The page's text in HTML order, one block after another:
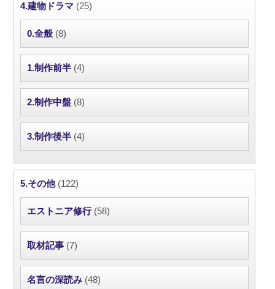
4.建物ドラマ (25)
0.全般 (8)
1.制作前半 (4)
2.制作中盤 (8)
3.制作後半 (4)
5.その他(122)
エストニア修行(58)
取材記事 (7)
名言の深読み (48)